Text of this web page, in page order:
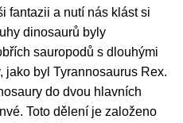
fantazii a nutí nás klást si
dinosaurů byly
sauropodů s dlouhými
jako byl Tyrannosaurus Rex.
do dvou hlavních
Toto dělení je založeno